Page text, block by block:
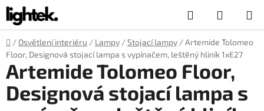
Přejít
na
obsah
Hledat
KOŠÍK
Domů
/ Osvětlení interiéru / Lampy /Stojací lampy /Artemide Tolomeo
Floor, Designová stojací lampa s vypínačem, leštěný hliník 1xE27
Artemide Tolomeo Floor,
Designová stojací lampa s